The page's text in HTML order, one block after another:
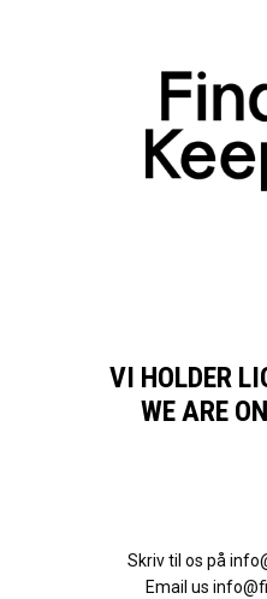
VI HOLDER
WE ARE
Skriv til os på
Email us